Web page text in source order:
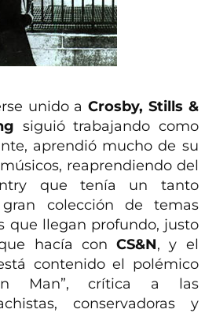
unido aCrosby, Stills &
siguió trabajando como
aprendió mucho de su
reaprendiendo del
que tenía un tanto
colección de temas
que llegan profundo, justo
hacía conCS&N, y el
contenido el polémico
Man”, crítica a las
conservadoras y